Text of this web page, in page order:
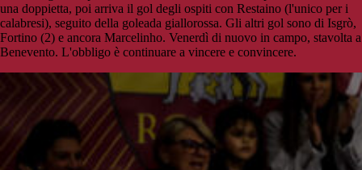
una doppietta, poi arriva il gol degli ospiti con Restaino (l'unico per i
calabresi), seguito della goleada giallorossa. Gli altri gol sono di Isgrò,
Fortino (2) e ancora Marcelinho. Venerdì di nuovo in campo, stavolta a
Benevento. L'obbligo è continuare a vincere e convincere.